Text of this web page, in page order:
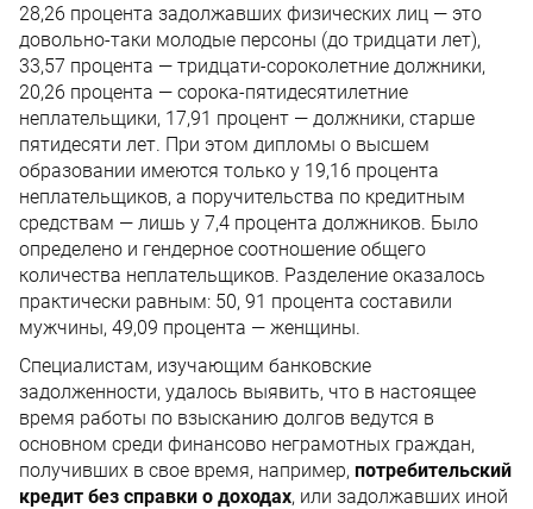
28,26 процента задолжавших физических лиц — это
довольно-таки молодые персоны (до тридцати лет),
33,57 процента — тридцати-сороколетние должники,
20,26 процента — сорока-пятидесятилетние
неплательщики, 17,91 процент — должники, старше
пятидесяти лет. При этом дипломы о высшем
образовании имеются только у 19,16 процента
неплательщиков, а поручительства по кредитным
средствам — лишь у 7,4 процента должников. Было
определено и гендерное соотношение общего
количества неплательщиков. Разделение оказалось
практически равным: 50, 91 процента составили
мужчины, 49,09 процента — женщины.
Специалистам, изучающим банковские
задолженности, удалось выявить, что в настоящее
время работы по взысканию долгов ведутся в
основном среди финансово неграмотных граждан,
получивших в свое время, например, потребительский
кредит без справки о доходах, или задолжавших иной